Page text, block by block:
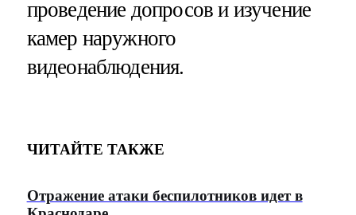
проведение допросов и изучение
камер наружного
видеонаблюдения.
ЧИТАЙТЕ ТАКЖЕ
Отражение атаки беспилотников идет в